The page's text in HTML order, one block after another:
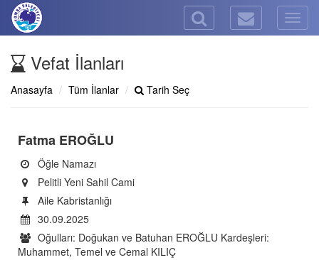
Vefat İlanları
Anasayfa Tüm İlanlar Tarih Seç
Fatma EROĞLU
Öğle Namazı
Pelitli Yeni Sahil Cami
Aile Kabristanlığı
30.09.2025
Oğulları: Doğukan ve Batuhan EROĞLU Kardeşleri:
Muhammet, Temel ve Cemal KILIÇ